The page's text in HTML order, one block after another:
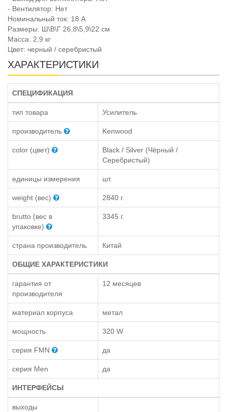
- Вентилятор: Нет
Номинальный ток: 18 А
Размеры: Ш\В\Г 26,8\5,9\22 см
Масса: 2,9 кг
Цвет: черный / серебристый
ХАРАКТЕРИСТИКИ
СПЕЦИФИКАЦИЯ
тип товара Усилитель
производитель Kenwood
color (цвет)
Black / Silver (Чёрный /
Серебристый)
единицы измерения шт.
weight (вес) 2840 г.
brutto (вес в
упаковке)
3345 г.
страна производитель Китай
ОБЩИЕ ХАРАКТЕРИСТИКИ
гарантия от
производителя
12 месяцев
материал корпуса метал
мощность 320 W
серия FMN да
серия Men да
ИНТЕРФЕЙСЫ
выходы